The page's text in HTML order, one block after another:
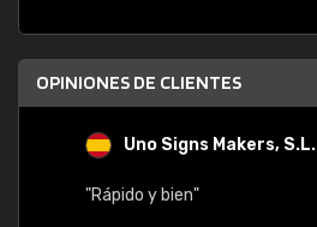
OPINIONES DE CLIENTES
Uno Signs Makers, S.L.
"Rápido y bien"